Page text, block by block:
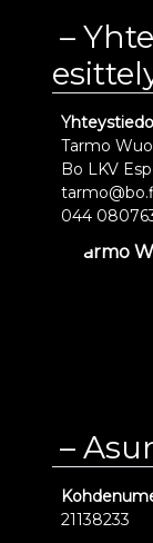
Tarmo
Bo LKV
044
21138233